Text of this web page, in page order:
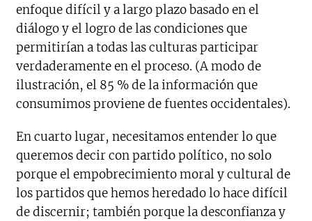
enfoque difícil y a largo plazo basado en el
diálogo y el logro de las condiciones que
permitirían a todas las culturas participar
verdaderamente en el proceso. (A modo de
ilustración, el 85 % de la información que
consumimos proviene de fuentes occidentales).
En cuarto lugar, necesitamos entender lo que
queremos decir con partido político, no solo
porque el empobrecimiento moral y cultural de
los partidos que hemos heredado lo hace difícil
de discernir; también porque la desconfianza y